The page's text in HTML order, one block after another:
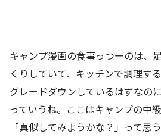
キャンプ漫画の食事っつーのは、
くりしていて、キッチンで調理す
グレードダウンしているはずなの
っていうね。ここはキャンプの中
「真似してみようかな？」って思